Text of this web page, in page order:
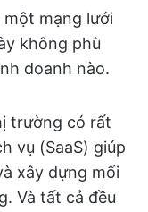
mạng lưới
không phù
doanh nào.
trường có rất
vụ (SaaS) giúp
xây dựng mối
Và tất cả đều